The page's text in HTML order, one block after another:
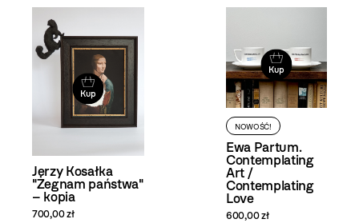
produktów
Kup
Jerzy Kosałka
"Żegnam państwa"
– kopia
700,00 zł
Kup
NOWOŚĆ!
Ewa Partum.
Contemplating
Art /
Contemplating
Love
600,00 zł